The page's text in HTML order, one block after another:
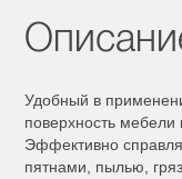
Удобный в
поверхность мебели
Эффективно
пятнами, пылью,